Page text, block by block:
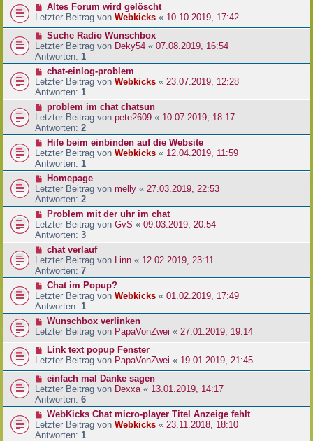
Altes Forum wird gelöscht
Letzter Beitrag von Webkicks « 10.10.2019, 17:42
Suche Radio Wunschbox
Letzter Beitrag von Deky54 « 07.08.2019, 16:54
Antworten: 1
chat-einlog-problem
Letzter Beitrag von Webkicks « 23.07.2019, 12:28
Antworten: 1
problem im chat chatsun
Letzter Beitrag von pete2609 « 10.07.2019, 18:17
Antworten: 2
Hife beim einbinden auf die Website
Letzter Beitrag von Webkicks « 12.04.2019, 11:59
Antworten: 1
Homepage
Letzter Beitrag von melly « 27.03.2019, 22:53
Antworten: 2
Problem mit der uhr im chat
Letzter Beitrag von GvS « 09.03.2019, 20:54
Antworten: 3
chat verlauf
Letzter Beitrag von
Linn « 12.02.2019, 23:11
Antworten: 7
Chat im Popup?
Letzter Beitrag von Webkicks « 01.02.2019, 17:49
Antworten: 1
Wunschbox verlinken
Letzter Beitrag von PapaVonZwei « 27.01.2019, 19:14
Link text popup Fenster
Letzter Beitrag von PapaVonZwei « 19.01.2019, 21:45
einfach mal Danke sagen
Letzter Beitrag von Dexxa « 13.01.2019, 14:17
Antworten: 6
WebKicks Chat micro-player Titel Anzeige fehlt
Letzter Beitrag von Webkicks « 23.11.2018, 18:10
Antworten: 1